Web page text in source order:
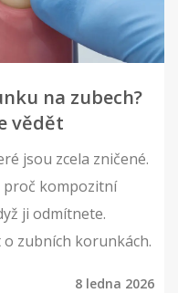
na zubech?
vědět
jsou zcela zničené.
proč kompozitní
ji odmítnete.
zubních korunkách.
8 ledna 2026